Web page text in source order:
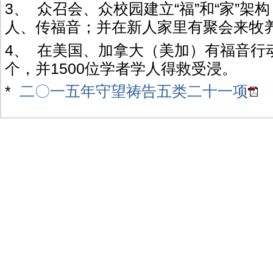
3、 众召会、众校园建立“福”和“家”架
人、传福音；并在新人家里有聚会来牧
4、 在美国、加拿大（美加）有福音行
个，并1500位学者学人得救受浸。
* 二〇一五年守望祷告五类二十一项